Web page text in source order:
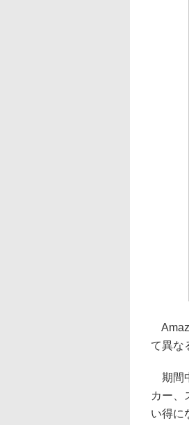
て異な
期間
カー、
い得に